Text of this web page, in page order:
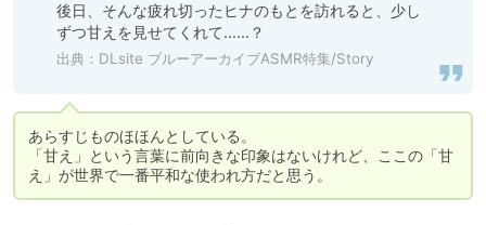
後日、そんな疲れ切ったヒナのもとを訪れると、少し
ずつ甘えを見せてくれて……？
出典： DLsite ブルーアーカイブASMR特集/Story
あらすじものほほんとしている。
「甘え」という言葉に前向きな印象はないけれど、ここの「甘
え」が世界で一番平和な使われ方だと思う。